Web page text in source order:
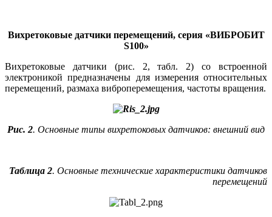
Вихретоковые датчики перемещений, серия «ВИБРОБИТ
S100»
Вихретоковые датчики (рис. 2, табл. 2) со встроенной
электроникой предназначены для измерения относительных
перемещений, размаха виброперемещения, частоты вращения.
Рис. 2. Основные типы вихретоковых датчиков: внешний вид
Таблица 2. Основные технические характеристики датчиков
перемещений